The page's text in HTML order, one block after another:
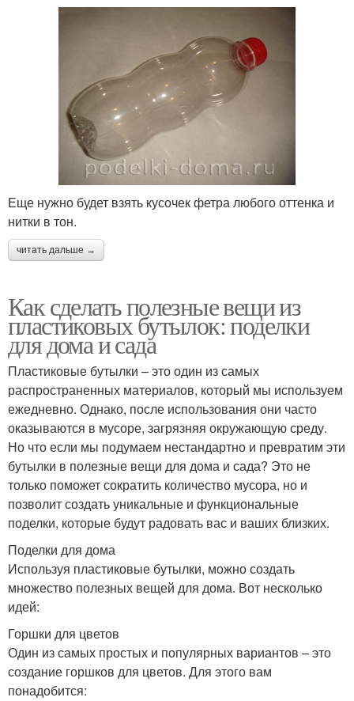
Еще нужно будет взять кусочек фетра любого оттенка и
нитки в тон.
читать дальше →
Как сделать полезные вещи из
пластиковых бутылок: поделки
для дома и сада
Пластиковые бутылки – это один из самых
распространенных материалов, который мы используем
ежедневно. Однако, после использования они часто
оказываются в мусоре, загрязняя окружающую среду.
Но что если мы подумаем нестандартно и превратим эти
бутылки в полезные вещи для дома и сада? Это не
только поможет сократить количество мусора, но и
позволит создать уникальные и функциональные
поделки, которые будут радовать вас и ваших близких.
Поделки для дома
Используя пластиковые бутылки, можно создать
множество полезных вещей для дома. Вот несколько
идей:
Горшки для цветов
Один из самых простых и популярных вариантов – это
создание горшков для цветов. Для этого вам
понадобится: